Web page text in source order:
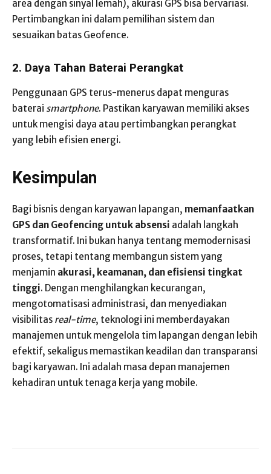
area dengan sinyal lemah), akurasi GPS bisa bervariasi.
Pertimbangkan ini dalam pemilihan sistem dan
sesuaikan batas Geofence.
2. Daya Tahan Baterai Perangkat
Penggunaan GPS terus-menerus dapat menguras
baterai smartphone. Pastikan karyawan memiliki akses
untuk mengisi daya atau pertimbangkan perangkat
yang lebih efisien energi.
Kesimpulan
Bagi bisnis dengan karyawan lapangan, memanfaatkan
GPS dan Geofencing untuk absensi adalah langkah
transformatif. Ini bukan hanya tentang memodernisasi
proses, tetapi tentang membangun sistem yang
menjamin akurasi, keamanan, dan efisiensi tingkat
tinggi. Dengan menghilangkan kecurangan,
mengotomatisasi administrasi, dan menyediakan
visibilitas real-time, teknologi ini memberdayakan
manajemen untuk mengelola tim lapangan dengan lebih
efektif, sekaligus memastikan keadilan dan transparansi
bagi karyawan. Ini adalah masa depan manajemen
kehadiran untuk tenaga kerja yang mobile.